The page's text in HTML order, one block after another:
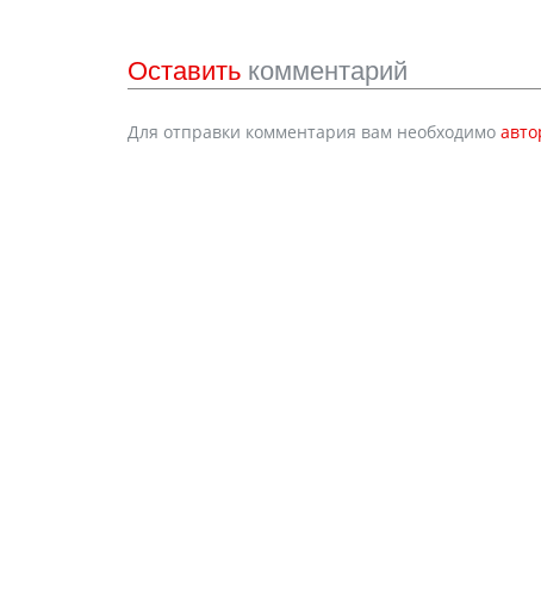
Оставить комментарий
Для отправки комментария вам необходимо